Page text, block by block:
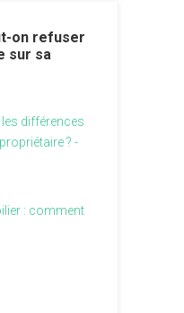
on refuser
sur sa
différences
? -
: comment